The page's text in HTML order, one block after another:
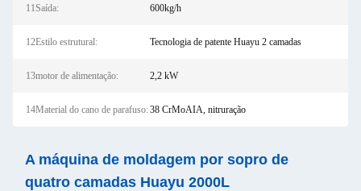
11Saída: 600kg/h
12Estilo estrutural: Tecnologia de patente Huayu 2 camadas
13motor de alimentação: 2,2 kW
14Material do cano de parafuso:38 CrMoAIA, nitruração
A máquina de moldagem por sopro de
quatro camadas Huayu 2000L